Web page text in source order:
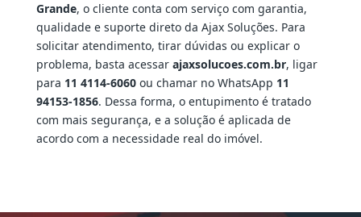
Grande, o cliente conta com serviço com garantia,
qualidade e suporte direto da Ajax Soluções. Para
solicitar atendimento, tirar dúvidas ou explicar o
problema, basta acessar ajaxsolucoes.com.br, ligar
para 11 4114-6060ou chamar no WhatsApp 11
94153-1856. Dessa forma, o entupimento é tratado
com mais segurança, e a solução é aplicada de
acordo com a necessidade real do imóvel.